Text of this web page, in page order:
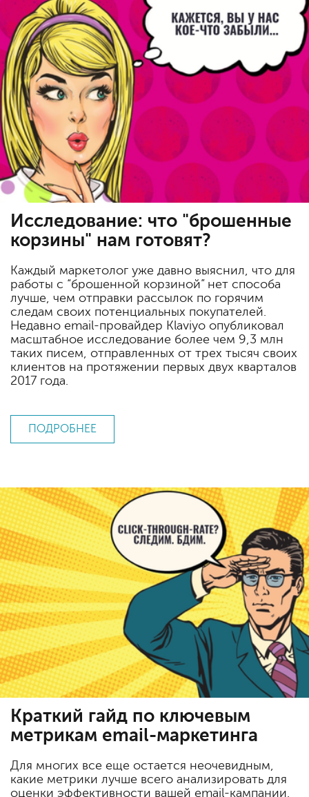
Исследование: что "брошенные
корзины" нам готовят?
Каждый маркетолог уже давно выяснил, что для
работы с “брошенной корзиной” нет способа
лучше, чем отправки рассылок по горячим
следам своих потенциальных покупателей.
Недавно email-провайдер Klaviyo опубликовал
масштабное исследование более чем 9,3 млн
таких писем, отправленных от трех тысяч своих
клиентов на протяжении первых двух кварталов
2017 года.
ПОДРОБНЕЕ
Краткий гайд по ключевым
метрикам email-маркетинга
Для многих все еще остается неочевидным,
какие метрики лучше всего анализировать для
оценки эффективности вашей email-кампании.